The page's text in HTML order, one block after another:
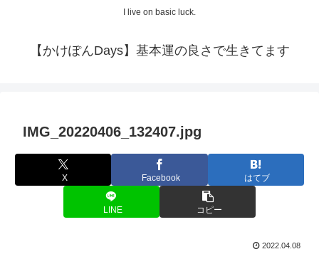
I live on basic luck.
【かけぽんDays】基本運の良さで生きてます
IMG_20220406_132407.jpg
X Facebook はてブ
LINE コピー
2022.04.08